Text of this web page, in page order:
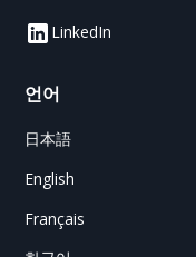
LinkedIn
언어
日本語
English
Français